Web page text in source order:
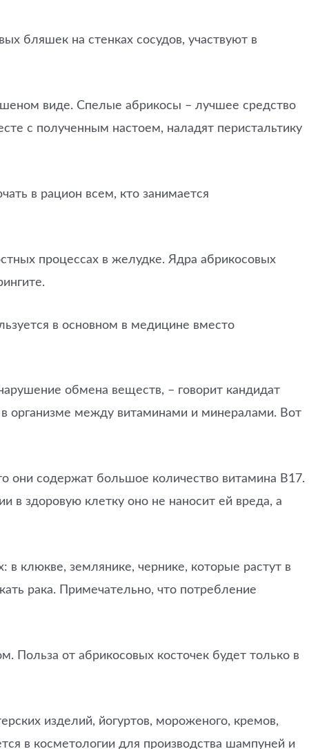
бляшек на стенках сосудов, участвуют в
виде. Спелые абрикосы – лучшее средство
с полученным настоем, наладят перистальтику
в рацион всем, кто занимается
процессах в желудке. Ядра абрикосовых
в основном в медицине вместо
обмена веществ, – говорит кандидат
организме между витаминами и минералами. Вот
они содержат большое количество витамина B17.
в здоровую клетку оно не наносит ей вреда, а
в клюкве, землянике, чернике, которые растут в
рака. Примечательно, что потребление
Польза от абрикосовых косточек будет только в
изделий, йогуртов, мороженого, кремов,
в косметологии для производства шампуней и